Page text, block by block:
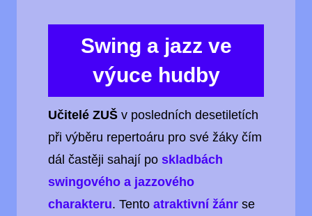
Swing a jazz ve
výuce hudby
Učitelé ZUŠ v posledních desetiletích
při výběru repertoáru pro své žáky čím
dál častěji sahají po skladbách
swingového a jazzového
charakteru. Tento atraktivní žánr se